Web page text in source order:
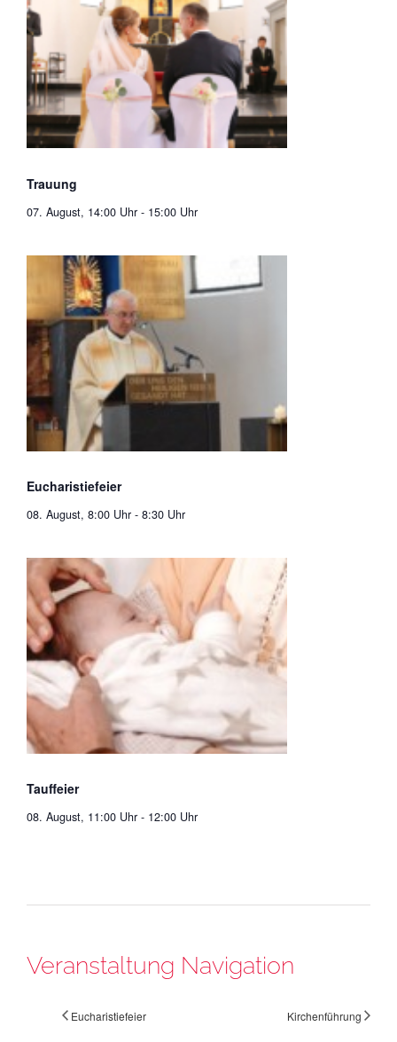
Trauung
07. August, 14:00 Uhr - 15:00 Uhr
Eucharistiefeier
08. August, 8:00 Uhr - 8:30 Uhr
Tauffeier
08. August, 11:00 Uhr - 12:00 Uhr
Veranstaltung Navigation
Eucharistiefeier Kirchenführung